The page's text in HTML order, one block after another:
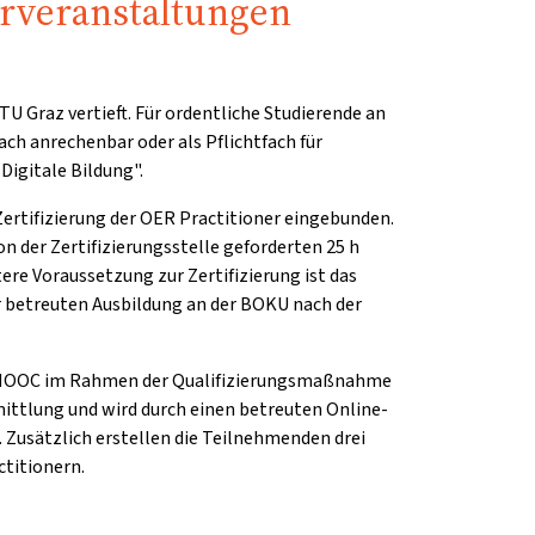
Graz vertieft. Für ordentliche Studierende an
anrechenbar oder als Pflichtfach für
Bildung".
der OER Practitioner eingebunden.
der Zertifizierungsstelle geforderten 25 h
Voraussetzung zur Zertifizierung ist das
Ausbildung an der BOKU nach der
im Rahmen der Qualifizierungsmaßnahme
und wird durch einen betreuten Online-
erstellen die Teilnehmenden drei